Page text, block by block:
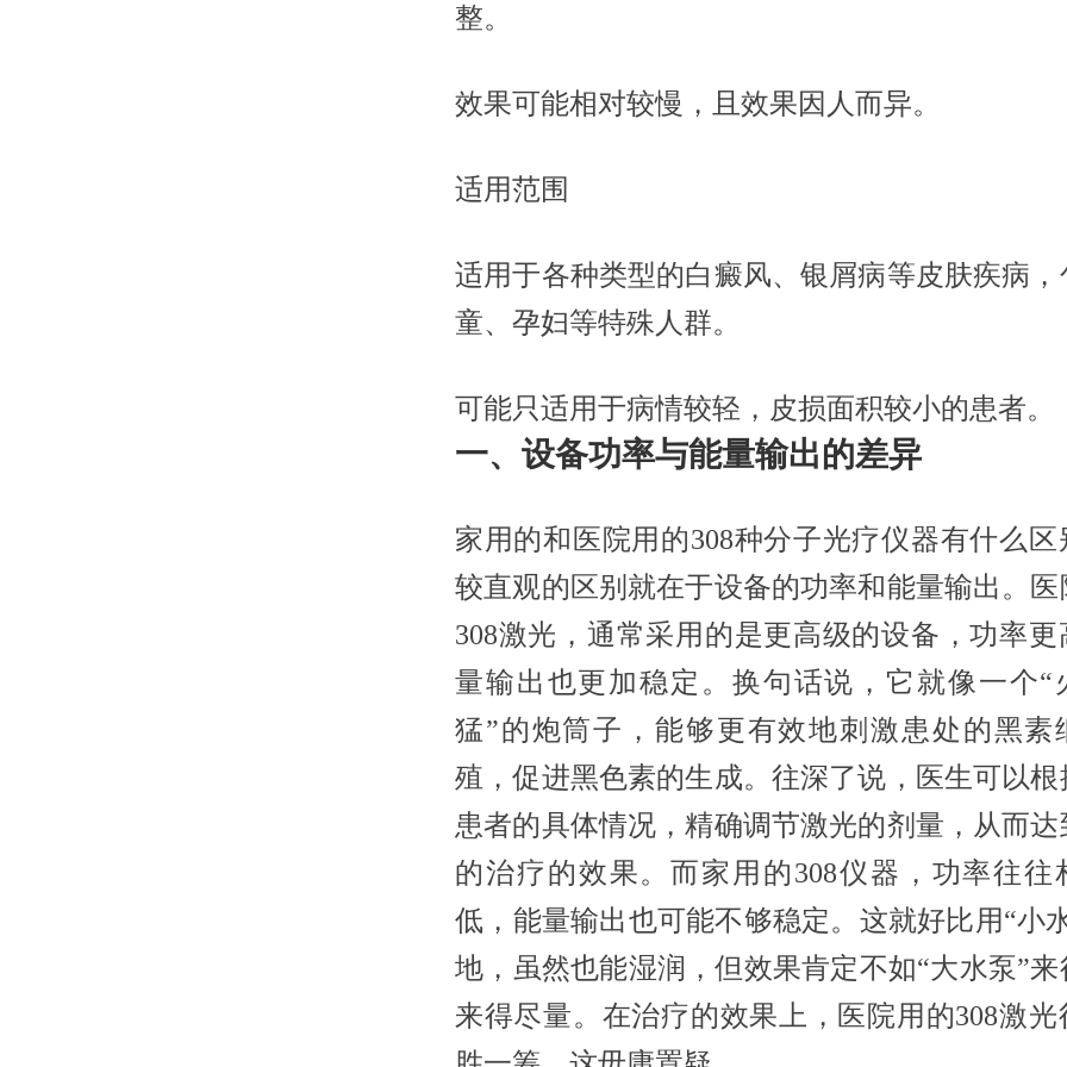
整。
效果可能相对较慢，且效果因人而异。
适用范围
适用于各种类型的白癜风、银屑病等皮肤疾病，
童、孕妇等特殊人群。
可能只适用于病情较轻，皮损面积较小的患者。
一、设备功率与能量输出的差异
家用的和医院用的308种分子光疗仪器有什么区
较直观的区别就在于设备的功率和能量输出。医
308激光，通常采用的是更高级的设备，功率更
量输出也更加稳定。换句话说，它就像一个“
猛”的炮筒子，能够更有效地刺激患处的黑素
殖，促进黑色素的生成。往深了说，医生可以根
患者的具体情况，精确调节激光的剂量，从而达
的治疗的效果。而家用的308仪器，功率往往
低，能量输出也可能不够稳定。这就好比用“小
地，虽然也能湿润，但效果肯定不如“大水泵”来
来得尽量。在治疗的效果上，医院用的308激光